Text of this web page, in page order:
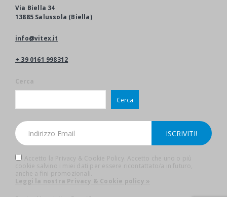
Via Biella 34
13885 Salussola (Biella)
info@vitex.it
+ 39 0161 998312
Cerca
Cerca
Accetto la Privacy & Cookie Policy. Accetto che uno o più
cookie salvino i miei dati per essere ricontattato/a in futuro,
anche a fini promozionali.
Leggi la nostra Privacy & Cookie policy »